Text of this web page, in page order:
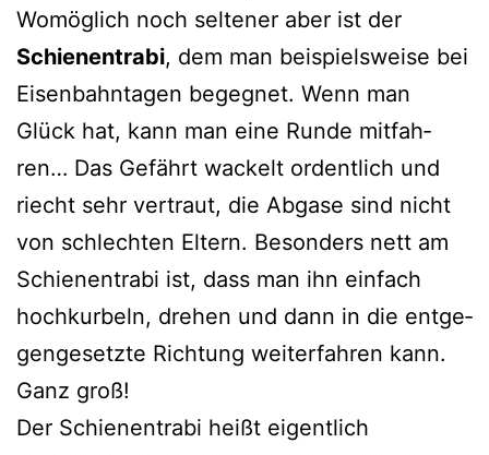
Womöglich noch sel­te­ner aber ist der
Schienentrabi, dem man bei­spiels­wei­se bei
Eisenbahntagen begeg­net. Wenn man
Glück hat, kann man eine Runde mit­fah­
ren… Das Gefährt wackelt ordent­lich und
riecht sehr ver­traut, die Abgase sind nicht
von schlech­ten Eltern. Besonders nett am
Schienentrabi ist, dass man ihn ein­fach
hoch­kur­beln, dre­hen und dann in die ent­ge­
gen­ge­setz­te Richtung wei­ter­fah­ren kann.
Ganz groß!
Der Schienentrabi heißt eigent­lich